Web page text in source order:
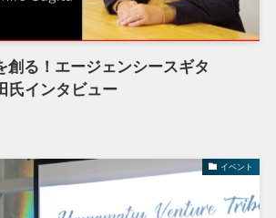
創る！エージェンシースギタ
氏インタビュー
イベント